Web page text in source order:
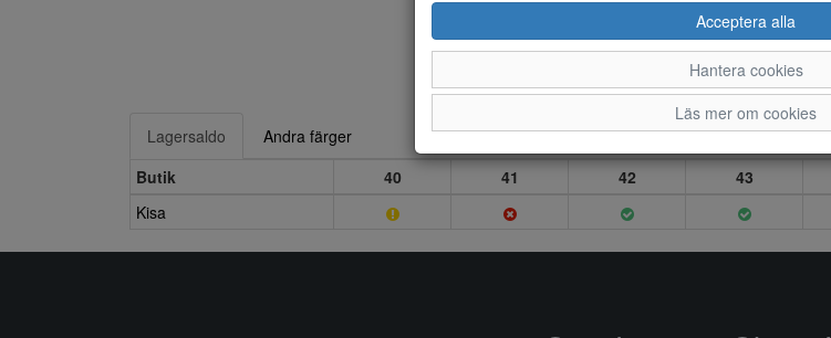
Lagersaldo
Andra färger
Butik
40 41 42 43
Kisa
Acceptera alla
Hantera cookies
Läs mer om cookies